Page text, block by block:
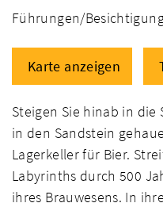
Führungen/
Karte anzeigen
Steigen Sie hinab in
in den Sandstein
Lagerkeller für Bier.
Labyrinths durch 500
ihres Brauwesens. In